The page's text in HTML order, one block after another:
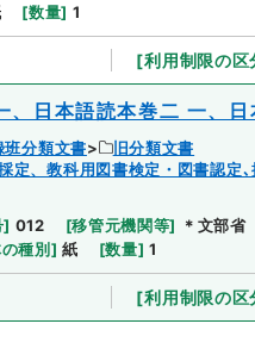
[数量] 1
[利用制限の区
日本語読本巻二 一、日
分類文書
旧分類文書
、教科用図書検定・図書認定､
] 012 [移管元機関等] ＊文部省
種別 ] 紙 [数量] 1
[利用制限の区